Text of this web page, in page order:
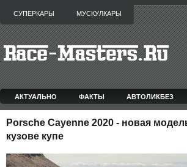
СУПЕРКАРЫ МУСКУЛКАРЫ
АКТУАЛЬНО ФАКТЫ АВТОЛИКБЕЗ
Porsche Cayenne 2020 - новая
кузове купе